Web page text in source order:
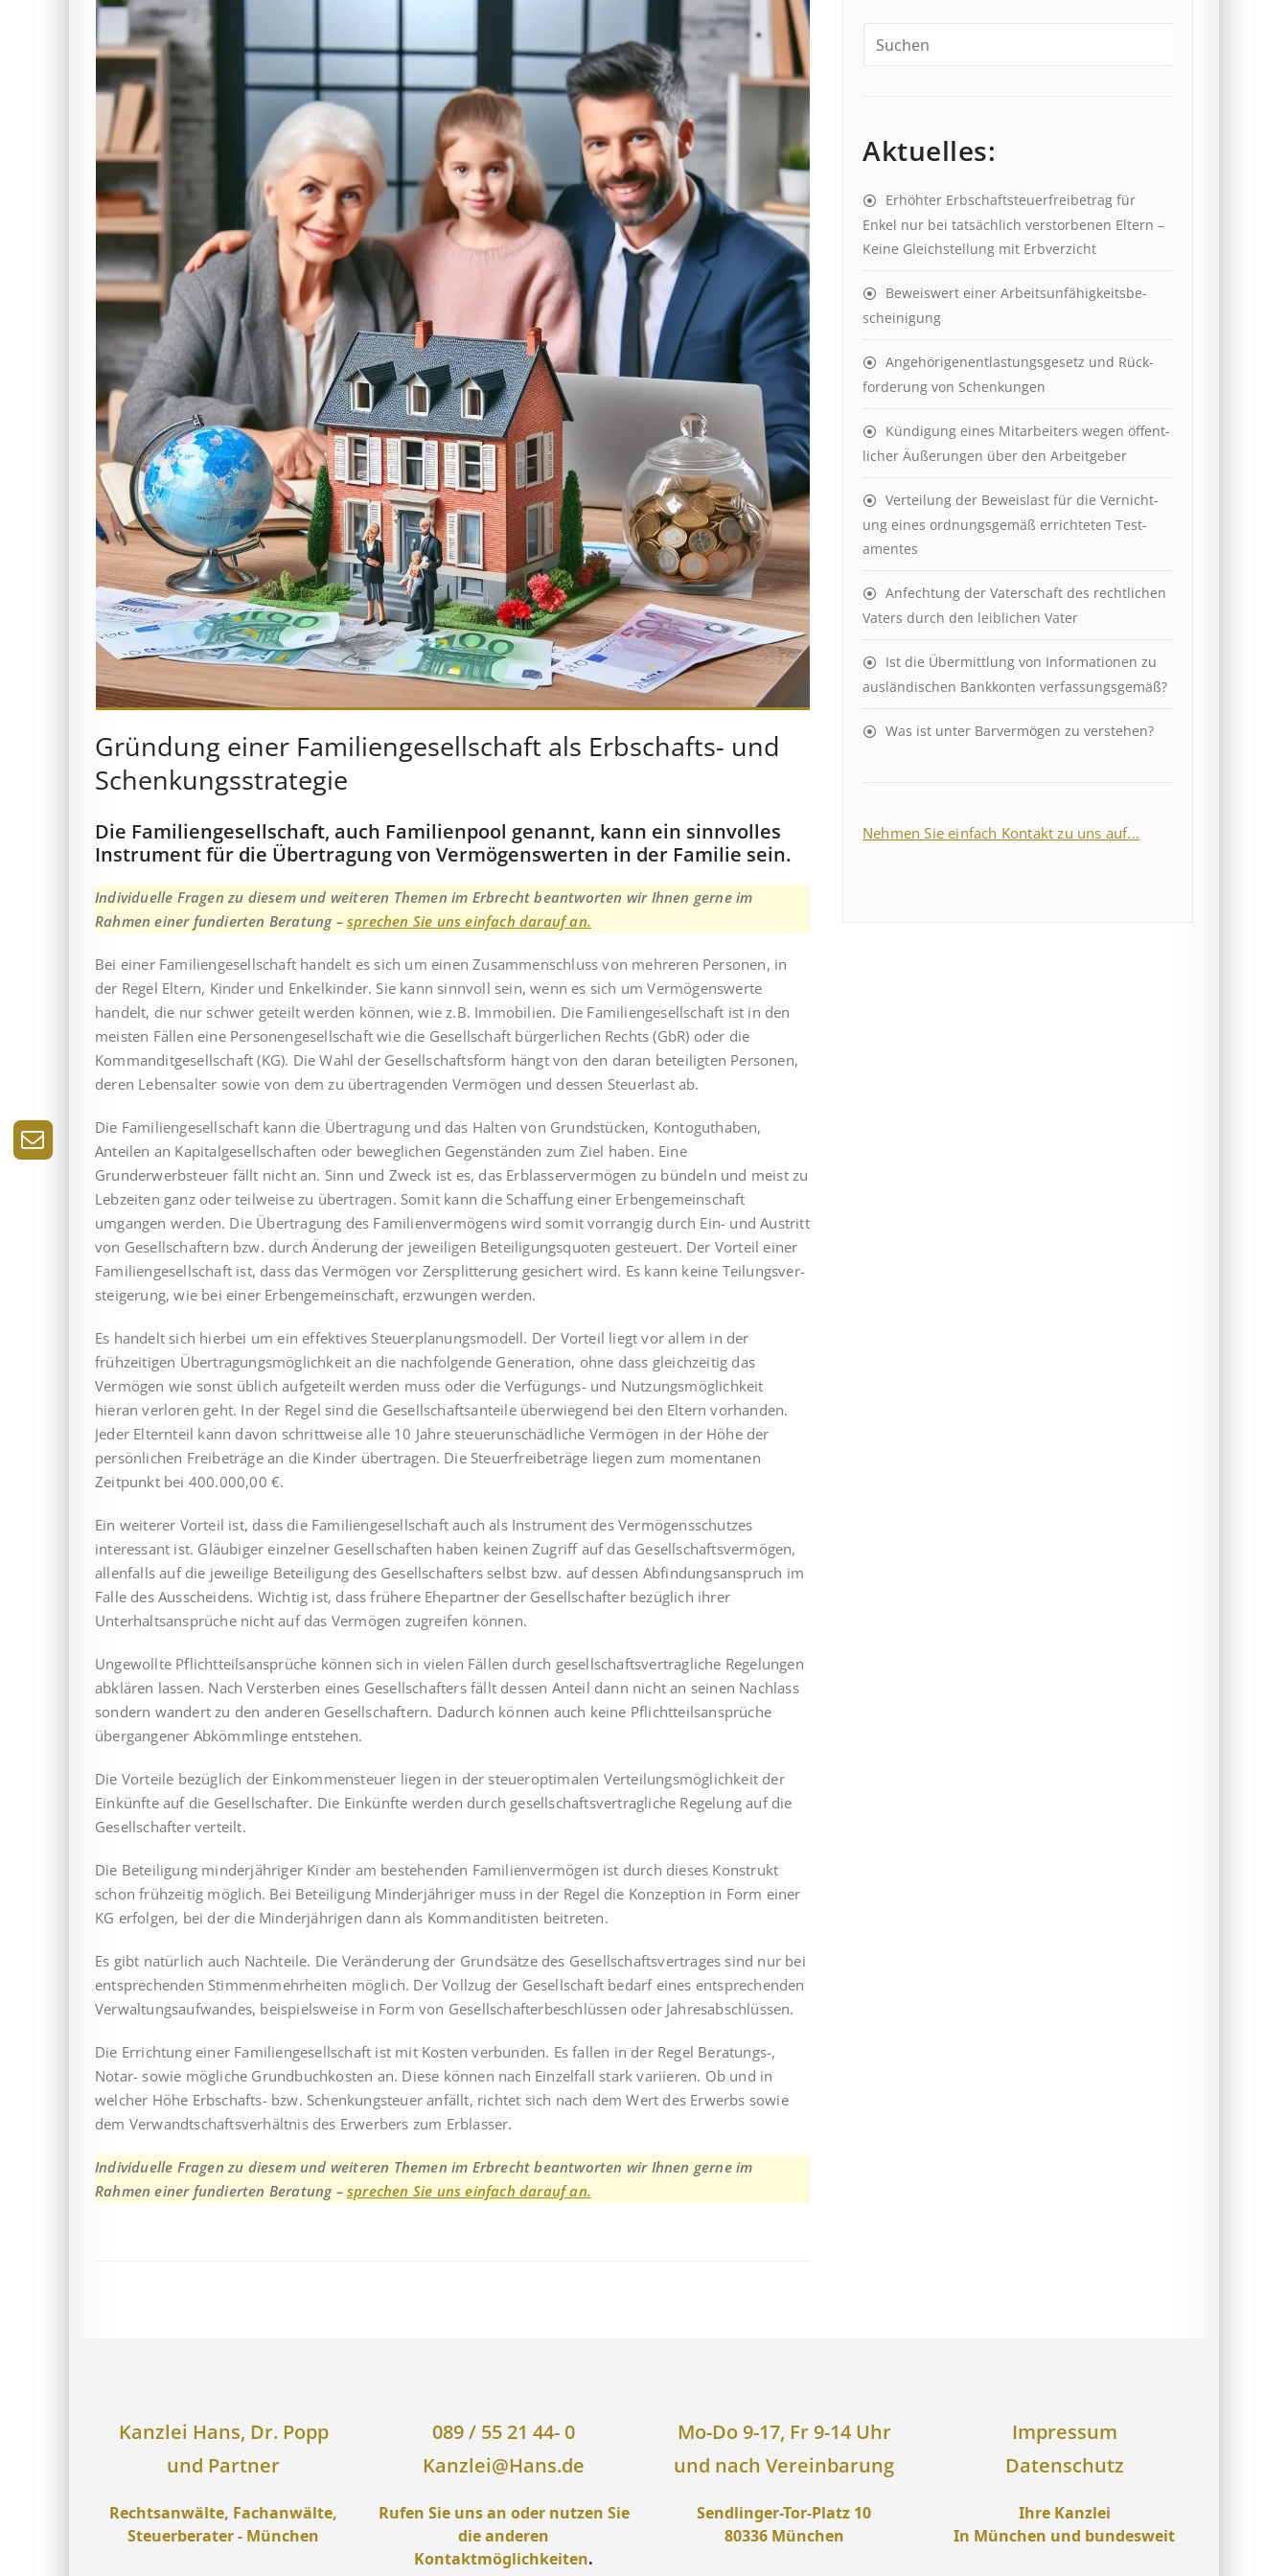
Gründung einer Familiengesellschaft als Erbschafts- und
Schenkungsstrategie
Die Familiengesellschaft, auch Familienpool ge­nannt, kann ein sinnvolles
Instrument für die Über­tragung von Vermögenswerten in der Familie sein.
Individuelle Fragen zu diesem und weiteren Themen im Erbrecht beantworten wir Ihnen gerne im
Rahmen einer fundierten Beratung – sprechen Sie uns einfach darauf an.
Bei einer Familiengesellschaft handelt es sich um einen Zu­sammenschluss von mehreren Personen, in
der Regel Eltern, Kinder und Enkelkinder. Sie kann sinnvoll sein, wenn es sich um Vermögenswerte
handelt, die nur schwer geteilt werden können, wie z.B. Immobilien. Die Familiengesellschaft ist in den
meisten Fällen eine Personengesellschaft wie die Ge­sell­schaft bürgerlichen Rechts (GbR) oder die
Kommandit­gesell­schaft (KG). Die Wahl der Gesellschaftsform hängt von den daran beteiligten Personen,
deren Lebensalter sowie von dem zu übertragenden Vermögen und dessen Steuerlast ab.
Die Familiengesellschaft kann die Übertragung und das Hal­ten von Grundstücken, Kontoguthaben,
Anteilen an Kapital­gesellschaften oder beweglichen Gegenständen zum Ziel haben. Eine
Grunderwerbsteuer fällt nicht an. Sinn und Zweck ist es, das Erblasservermögen zu bündeln und meist zu
Lebzeiten ganz oder teilweise zu übertragen. Somit kann die Schaffung einer Erbengemeinschaft
umgangen werden. Die Übertragung des Familienvermögens wird somit vorrangig durch Ein- und Austritt
von Gesellschaftern bzw. durch Ände­rung der jeweiligen Beteiligungsquoten gesteuert. Der Vorteil einer
Familiengesellschaft ist, dass das Vermögen vor Zer­splitterung gesichert wird. Es kann keine Teilungs­ver­
stei­ge­rung, wie bei einer Erbengemeinschaft, erzwungen werden.
Es handelt sich hierbei um ein effektives Steuerplanungs­modell. Der Vorteil liegt vor allem in der
frühzeitigen Über­tragungsmöglichkeit an die nachfolgende Generation, ohne dass gleichzeitig das
Vermögen wie sonst üblich aufgeteilt werden muss oder die Verfügungs- und Nutzungsmöglichkeit
hieran verloren geht. In der Regel sind die Gesellschafts­anteile überwiegend bei den Eltern vorhanden.
Jeder Eltern­teil kann davon schrittweise alle 10 Jahre steuer­unschäd­liche Vermögen in der Höhe der
persönlichen Freibeträge an die Kinder übertragen. Die Steuerfreibeträge liegen zum momentanen
Zeitpunkt bei 400.000,00 €.
Ein weiterer Vorteil ist, dass die Familiengesellschaft auch als Instrument des Vermögensschutzes
interessant ist. Gläu­bi­ger einzelner Gesellschaften haben keinen Zugriff auf das Gesellschaftsvermögen,
allenfalls auf die jeweilige Betei­li­gung des Gesellschafters selbst bzw. auf dessen Ab­fin­dungs­anspruch im
Falle des Ausscheidens. Wichtig ist, dass frühere Ehepartner der Gesellschafter bezüglich ihrer
Unterhalts­ansprüche nicht auf das Vermögen zugreifen können.
Ungewollte Pflichtteilsansprüche können sich in vielen Fällen durch gesellschaftsvertragliche Regelungen
abklären lassen. Nach Versterben eines Gesellschafters fällt dessen Anteil dann nicht an seinen Nachlass
sondern wandert zu den an­deren Gesellschaftern. Dadurch können auch keine Pflicht­teilsansprüche
übergangener Abkömmlinge entstehen.
Die Vorteile bezüglich der Einkommensteuer liegen in der steueroptimalen Verteilungsmöglichkeit der
Einkünfte auf die Gesellschafter. Die Einkünfte werden durch gesellschafts­vertragliche Regelung auf die
Gesellschafter verteilt.
Die Beteiligung minderjähriger Kinder am bestehenden Familienvermögen ist durch dieses Konstrukt
schon frühzeitig möglich. Bei Beteiligung Minderjähriger muss in der Regel die Konzeption in Form einer
KG erfolgen, bei der die Minder­jährigen dann als Kommanditisten beitreten.
Es gibt natürlich auch Nachteile. Die Veränderung der Grund­sätze des Gesellschaftsvertrages sind nur bei
ent­spre­chen­den Stimmenmehrheiten möglich. Der Vollzug der Gesellschaft bedarf eines entsprechenden
Verwaltungs­aufwandes, beispielsweise in Form von Gesellschafterbeschlüssen oder Jahresabschlüssen.
Die Errichtung einer Familiengesellschaft ist mit Kosten verbunden. Es fallen in der Regel Beratungs-,
Notar- sowie mögliche Grundbuchkosten an. Diese können nach Einzelfall stark variieren. Ob und in
welcher Höhe Erbschafts- bzw. Schenkungsteuer anfällt, richtet sich nach dem Wert des Erwerbs sowie
dem Verwandtschaftsverhältnis des Erwerbers zum Erblasser.
Individuelle Fragen zu diesem und weiteren Themen im Erbrecht beantworten wir Ihnen gerne im
Rahmen einer fundierten Beratung – sprechen Sie uns einfach darauf an.
Aktuelles:
Erhöhter Erb­schaft­steuer­frei­be­trag für
Enkel nur bei tat­säch­lich ver­storb­en­en Eltern –
Keine Gleich­stell­ung mit Erb­verzicht
Beweis­wert einer Arbeits­un­fähig­keits­be­
scheinig­ung
Angehörigenent­lastungs­ge­setz und Rück­
ford­er­ung von Schenk­ung­en
Kündigung eines Mit­ar­beit­ers wegen öffent­
lich­er Äuß­er­ung­en über den Ar­beit­geber
Ver­teil­ung der Be­weis­last für die Ver­nicht­
ung eines ord­nungs­ge­mäß er­richt­et­en Test­
ament­es
Anfechtung der Vaterschaft des rechtlichen
Vaters durch den leiblichen Vater
Ist die Über­mitt­lung von In­for­mat­ion­en zu
aus­länd­isch­en Bank­kont­en ver­fass­ungs­ge­mäß?
Was ist unter Barvermögen zu verstehen?
Nehmen Sie einfach Kontakt zu uns auf...
Kanzlei Hans, Dr. Popp
und Partner
Rechtsanwälte, Fachanwälte,
Steuerberater - München
089 / 55 21 44- 0
Kanzlei@Hans.de
Rufen Sie uns an oder nutzen Sie
die anderen
Kontaktmöglichkeiten.
Mo-Do 9-17, Fr 9-14 Uhr
und nach Vereinbarung
Sendlinger-Tor-Platz 10
80336 München
Impressum
Datenschutz
Ihre Kanzlei
In München und bundesweit